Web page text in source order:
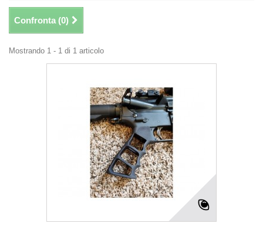
Confronta (0)
Mostrando 1 - 1 di 1 articolo